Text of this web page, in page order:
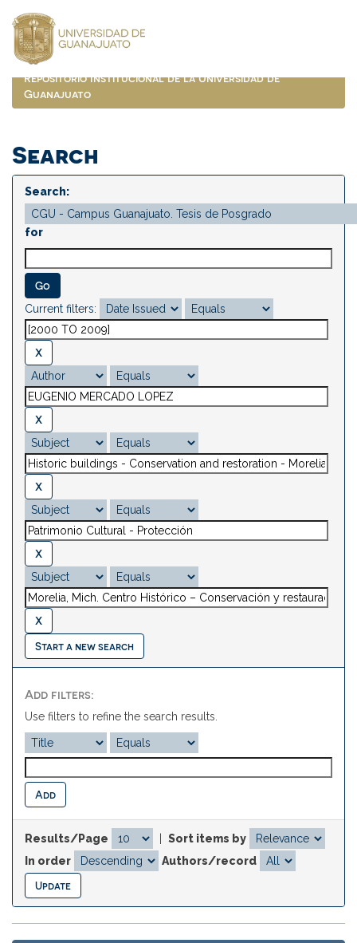
navigation
Repositorio Institucional de la Universidad de
Guanajuato
Search
Search:
for
Current filters:
Start a new search
Add filters:
Use filters to refine the search results.
Results/Page
Sort items by
In order
Authors/record